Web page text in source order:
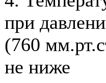
при
(760
не ниже